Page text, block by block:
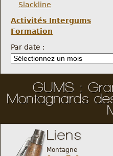
Slackline
Activités Intergums
Formation
Par date :
GUMS :
Montagnards
Liens
Montagne